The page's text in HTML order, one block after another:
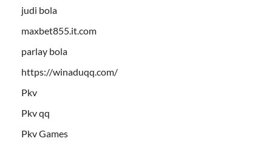
judi bola
maxbet855.it.com
parlay bola
https://winaduqq.com/
Pkv
Pkv qq
Pkv Games